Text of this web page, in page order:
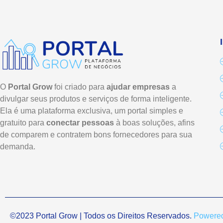
O Portal Growfoi criado para ajudar empresas a
divulgar seus produtos e serviços de forma inteligente.
Ela é uma plataforma exclusiva, um portal simples e
gratuito para conectar pessoas à boas soluções, afins
de comparem e contratem bons fornecedores para sua
demanda.
©2023 Portal Grow | Todos os Direitos Reservados.